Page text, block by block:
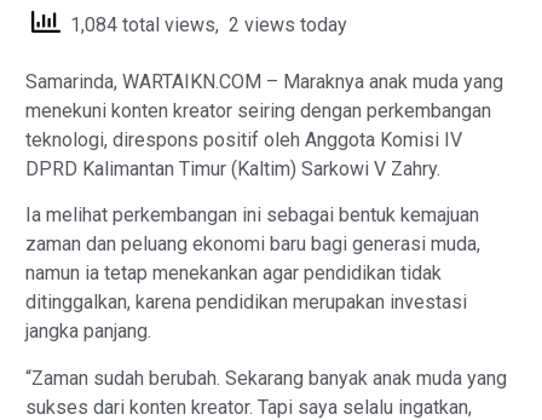
1,084 total views, 2 views today
Samarinda, WARTAIKN.COM – Maraknya anak muda yang
menekuni konten kreator seiring dengan perkembangan
teknologi, direspons positif oleh Anggota Komisi IV
DPRD Kalimantan Timur (Kaltim) Sarkowi V Zahry.
Ia melihat perkembangan ini sebagai bentuk kemajuan
zaman dan peluang ekonomi baru bagi generasi muda,
namun ia tetap menekankan agar pendidikan tidak
ditinggalkan, karena pendidikan merupakan investasi
jangka panjang.
“Zaman sudah berubah. Sekarang banyak anak muda yang
sukses dari konten kreator. Tapi saya selalu ingatkan,